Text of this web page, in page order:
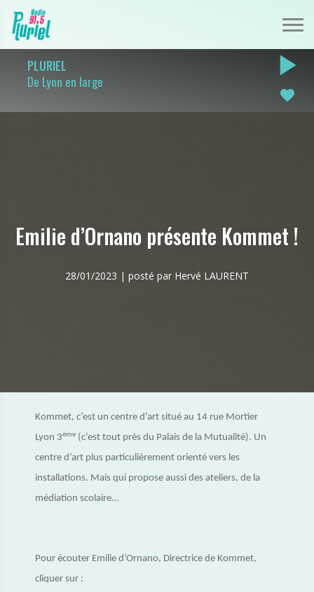
PLURIEL
De Lyon en large
play_arrow
favorite
Emilie d’Ornano présente Kommet !
28/01/2023 | posté par Hervé LAURENT
Kommet, c’est un centre d’art situé au 14 rue Mortier
Lyon 3ème (c’est tout près du Palais de la Mutualité). Un
centre d’art plus particulièrement orienté vers les
installations. Mais qui propose aussi des ateliers, de la
médiation scolaire…
Pour écouter Emilie d’Ornano, Directrice de Kommet,
cliquer sur :